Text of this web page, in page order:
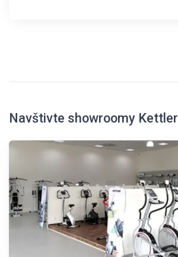
Navštivte showroomy Kettler